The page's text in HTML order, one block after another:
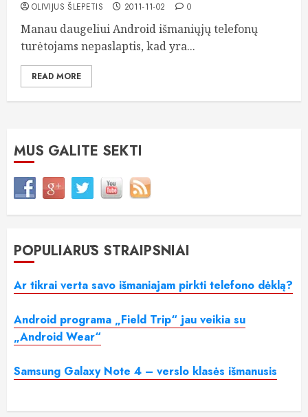
OLIVIJUS ŠLEPETIS 2011-11-02 0
Manau daugeliui Android išmaniųjų telefonų
turėtojams nepaslaptis, kad yra...
READ MORE
MUS GALITE SEKTI
POPULIARŪS STRAIPSNIAI
Ar tikrai verta savo išmaniajam pirkti telefono dėklą?
Android programa „Field Trip“ jau veikia su
„Android Wear“
Samsung Galaxy Note 4 – verslo klasės išmanusis